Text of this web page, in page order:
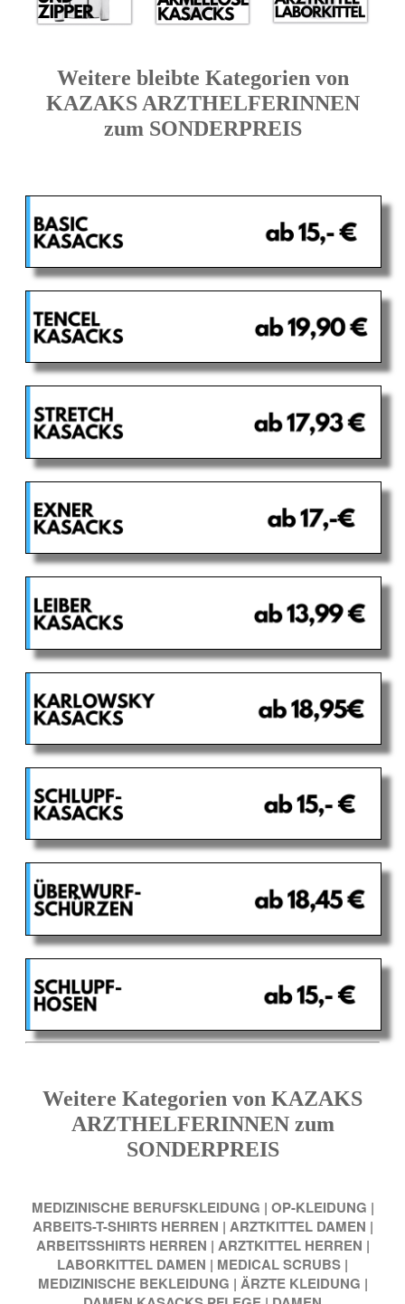
Weitere bleibte Kategorien von
KAZAKS ARZTHELFERINNEN
zum SONDERPREIS
Weitere Kategorien von KAZAKS
ARZTHELFERINNEN zum
SONDERPREIS
MEDIZINISCHE BERUFSKLEIDUNG | OP-KLEIDUNG |
ARBEITS-T-SHIRTS HERREN | ARZTKITTEL DAMEN |
ARBEITSSHIRTS HERREN | ARZTKITTEL HERREN |
LABORKITTEL DAMEN | MEDICAL SCRUBS |
MEDIZINISCHE BEKLEIDUNG | ÄRZTE KLEIDUNG |